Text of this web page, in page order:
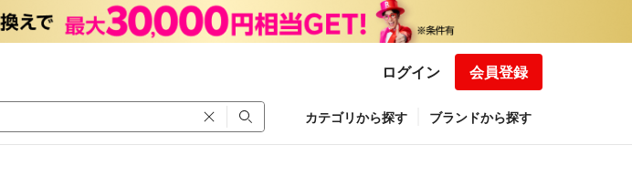
ログイン 会員登録
カテゴリから探す ブランドから探す